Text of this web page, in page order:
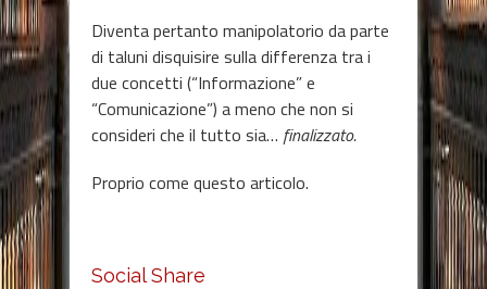
Diventa pertanto manipolatorio da parte
di taluni disquisire sulla differenza tra i
due concetti (“Informazione” e
“Comunicazione”) a meno che non si
consideri che il tutto sia… finalizzato.
Proprio come questo articolo.
Social Share